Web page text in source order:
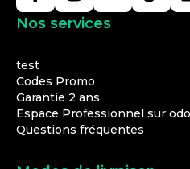
Nos services
test
Codes Promo
Garantie 2 ans
Espace Professionnel sur
Questions fréquentes